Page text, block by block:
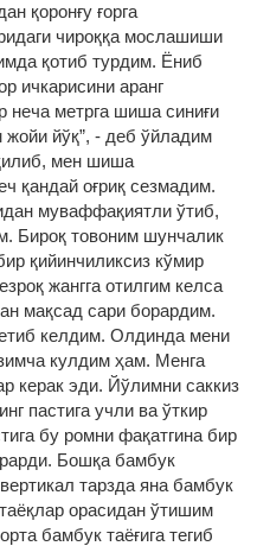
қоронғу ғорга
чироққа мослашиши
қотиб турдим. Ёниб
ичкарисини аранг
неча метрга шиша синиғи
жойи йўқ”, - деб ўйладим
мен шиша
қандай оғриқ сезмадим.
муваффақиятли ўтиб,
Бироқ товоним шунчалик
қийинчиликсиз кўмир
жангга отилгим келса
мақсад сари борардим.
келдим. Олдинда мени
кулдим ҳам. Менга
керак эди. Йўлимни саккиз
пастига учли ва ўткир
бу ромни фақатгина бир
Бошқа бамбук
тарзда яна бамбук
орасидан ўтишим
бамбук таёғига тегиб